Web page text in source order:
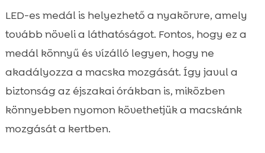
LED-es medál is helyezhető a nyakörvre, amely
tovább növeli a láthatóságot. Fontos, hogy ez a
medál könnyű és vízálló legyen, hogy ne
akadályozza a macska mozgását. Így javul a
biztonság az éjszakai órákban is, miközben
könnyebben nyomon követhetjük a macskánk
mozgását a kertben.